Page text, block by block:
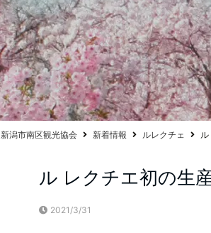
新潟市南区観光協会 新着情報 ルレクチェ
ル レクチエ初の生
2021/3/31